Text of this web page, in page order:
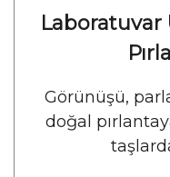
Görünüşü,
doğal